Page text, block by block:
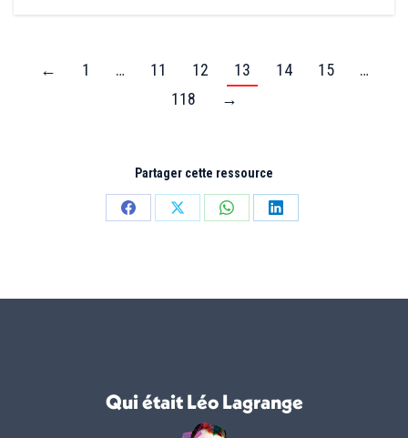
← 1 … 11 12 13 14 15
…
118
→
Partager cette ressource
PartagerPartagerPartagerPartager
Qui était Léo Lagrange